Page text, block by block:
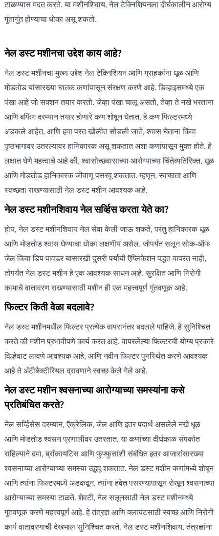
टाळण्यास मदत करते. या मशीनशिवाय, नेल टेक्निशियनला दीर्घकालीन आरोग्य
गुंतागुंत होण्याचा धोका असू शकतो.
नेल डस्ट मशीनचा उद्देश काय आहे?
नेल डस्ट मशीनचा मुख्य उद्देश नेल टेक्निशियन आणि ग्राहकांना धूळ आणि
मोडतोड यांसारख्या घातक कणांपासून संरक्षण करणे आहे. डिव्हाइसमध्ये एक
पंखा आहे जो सक्शन तयार करतो. जेव्हा पंखा चालू असतो, तेव्हा ते नखे भरताना
आणि बफिंग दरम्यान तयार होणारे कण शोषून घेतात. हे कण फिल्टरमध्ये
अडकले आहेत, आणि हवा परत खोलीत सोडली जाते, श्वास घेताना किंवा
पृष्ठभागावर उतरल्यावर हानिकारक असू शकतात अशा कणांपासून मुक्त होते. हे
लक्षात घेणे महत्वाचे आहे की, श्वासोच्छवासाच्या आरोग्याच्या चिंतेव्यतिरिक्त, धूळ
आणि मोडतोड हानिकारक जीवाणू पसरवू शकतात. म्हणून, स्वच्छता आणि
स्वच्छता राखण्यासाठी नेल डस्ट मशीन आवश्यक आहे.
नेल डस्ट मशीनशिवाय नेल सर्व्हिस करता येते का?
होय, नेल डस्ट मशीनशिवाय नेल सेवा केली जाऊ शकते, परंतु हानिकारक धूळ
आणि मोडतोड श्वास घेण्याचा धोका लक्षणीय असेल. जोपर्यंत सलून सोक-ऑफ
जेल किंवा डिप पावडर यासारखी दुसरी पर्यायी ऍप्लिकेशन पद्धत वापरत नाही,
तोपर्यंत नेल डस्ट मशीन हे एक आवश्यक साधन आहे. सुरक्षित आणि निरोगी
कामाचे वातावरण राखण्यासाठी मशीन ही एक महत्त्वपूर्ण गुंतवणूक आहे.
फिल्टर किती वेळा बदलावे?
नेल डस्ट मशीनमधील फिल्टर प्रत्येक वापरानंतर बदलले पाहिजे. हे सुनिश्चित
करते की मशीन प्रभावीपणे कार्य करत आहे. वापरलेल्या फिल्टरची योग्य प्रकारे
विल्हेवाट लावणे आवश्यक आहे, आणि नवीन फिल्टर पुनर्स्थित करणे आवश्यक
आहे ते अँटीबैक्टीरियल द्रावणाने स्वच्छ केले गेले आहे.
नेल डस्ट मशीन श्वसनाच्या आरोग्याच्या समस्यांना कसे
प्रतिबंधित करते?
नेल सर्व्हिसेस दरम्यान, ऍक्रेलिक, जेल आणि इतर पदार्थ असलेले नखे धूळ
आणि मोडतोड श्वसन प्रणालीवर उतरतात. या कणांच्या दीर्घकाळ संपर्कात
राहिल्याने दमा, ब्राँकायटिस आणि फुफ्फुसांशी संबंधित इतर आजारांसारख्या
श्वसनाच्या आरोग्याच्या समस्या उद्भवू शकतात. नेल डस्ट मशीन कणांमध्ये शोषून
आणि त्यांना फिल्टरमध्ये अडकवून, त्यांना हवेत पसरण्यापासून रोखून श्वसनाच्या
आरोग्याच्या समस्या टाळते. शेवटी, नेल सलूनसाठी नेल डस्ट मशीनमध्ये
गुंतवणूक करणे महत्त्वपूर्ण आहे. हे तंत्रज्ञ आणि क्लायंटसाठी स्वच्छ आणि निरोगी
कार्य वातावरणाची देखभाल सुनिश्चित करते. नेल डस्ट मशीनशिवाय, तंत्रज्ञांना